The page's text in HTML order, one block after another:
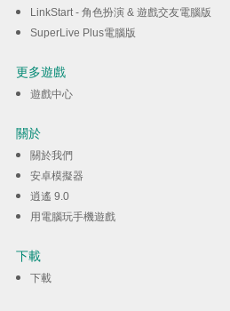
LinkStart - 角色扮演 & 遊戲交友電腦版
SuperLive Plus電腦版
更多遊戲
遊戲中心
關於
關於我們
安卓模擬器
逍遙 9.0
用電腦玩手機遊戲
下載
下載